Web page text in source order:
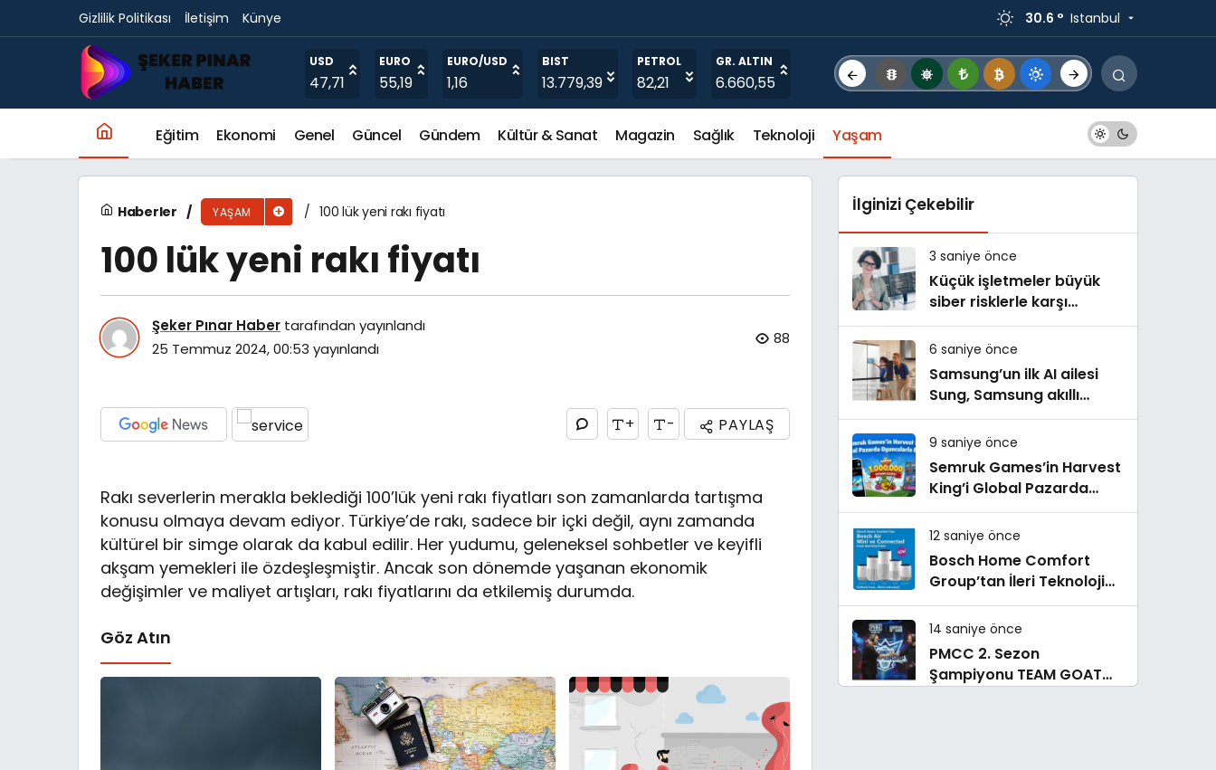
Gizlilik Politikası İletişim Künye 30.6 ° Istanbul
USD
47,71
EURO
55,19
EURO/USD
1,16
BIST
13.779,39
PETROL
82,21
GR. ALTIN
6.660,55
Eğitim Ekonomi Genel Güncel Gündem Kültür & Sanat Magazin Sağlık Teknoloji Yaşam
Haberler YAŞAM 100 lük yeni rakı fiyatı
100 lük yeni rakı fiyatı
Şeker Pınar Haber tarafından yayınlandı
25 Temmuz 2024, 00:53 yayınlandı
88
+ - PAYLAŞ
Rakı severlerin merakla beklediği 100’lük yeni rakı fiyatları son zamanlarda tartışma
konusu olmaya devam ediyor. Türkiye’de rakı, sadece bir içki değil, aynı zamanda
kültürel bir simge olarak da kabul edilir. Her yudumu, geleneksel sohbetler ve keyifli
akşam yemekleri ile özdeşleşmiştir. Ancak son dönemde yaşanan ekonomik
değişimler ve maliyet artışları, rakı fiyatlarını da etkilemiş durumda.
Göz Atın
100 lük yeni rakı fiyatı
İlginizi Çekebilir
3 saniye önce
Küçük işletmeler büyük
siber risklerle karşı
karşıya
6 saniye önce
Samsung’un ilk AI ailesi
Sung, Samsung akıllı
yaşam deneyimini
ekranlara taşıyor
9 saniye önce
Semruk Games’in Harvest
King’i Global Pazarda
Oyuncularla Buluştu!
12 saniye önce
Bosch Home Comfort
Group’tan İleri Teknoloji
Hava Temizleme Cihazları
14 saniye önce
PMCC 2. Sezon
Şampiyonu TEAM GOAT